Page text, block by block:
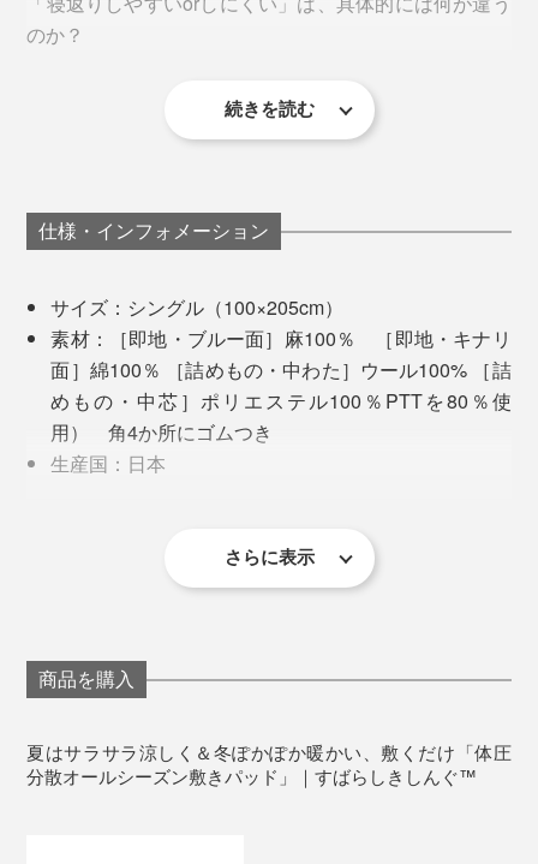
しかも、空気が通りやすく、ムレにくいのも特徴。こん
なに薄いのに、長期間使ってもほぼヘタリしらず。ずっ
夏サラサラ、冬ぽかぽか
この体圧分散素材「フュージョン」。そのままでは肌ざ
はいいものの、冬は寒い。
クになりますが、『すばらしきしんぐ™』なら大丈夫。
れます。１〜２週間に１度の洗濯を推奨。
のか？
今回、撮影時のベッドが低反発の柔らかいベッドだった
『すばらしきしんぐ™』で寝返り
続きを読む
仕様・インフォメーション
サイズ：シングル（100×205cm）
素材：［即地・ブルー面］麻100％ ［即地・キナリ
面］綿100％ ［詰めもの・中わた］ウール100% ［詰
めもの・中芯］ポリエステル100％PTTを80％使
用） 角4か所にゴムつき
生産国：日本
さらに表示
商品を購入
夏はサラサラ涼しく＆冬ぽかぽか暖かい、敷くだけ「体圧
分散オールシーズン敷きパッド」｜すばらしきしんぐ™